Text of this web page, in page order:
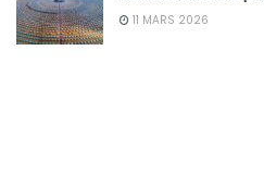
11 MARS 2026